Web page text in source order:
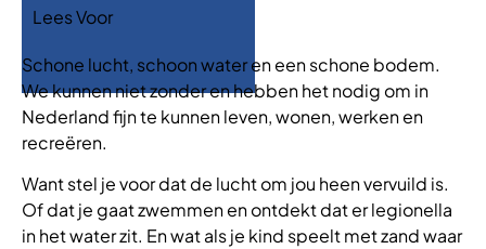
Lees Voor
Schone lucht, schoon water en een schone bodem.
We kunnen niet zonder en hebben het nodig om in
Nederland fijn te kunnen leven, wonen, werken en
recreëren.
Want stel je voor dat de lucht om jou heen vervuild is.
Of dat je gaat zwemmen en ontdekt dat er legionella
in het water zit. En wat als je kind speelt met zand waar